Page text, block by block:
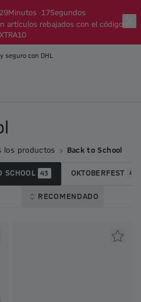
29Minutos 16Segundos
artículos rebajados con el código:
seguro con DHL
los productos Back to School
SCHOOL 43 OKTOBERFEST 44
RECOMENDADO